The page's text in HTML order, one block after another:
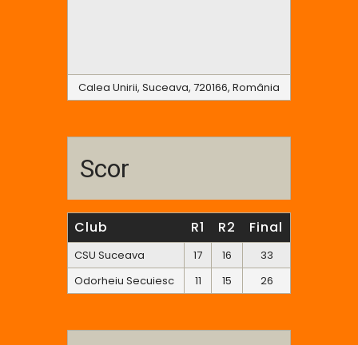
Calea Unirii, Suceava, 720166, România
Scor
Club R1 R2 Final
CSU Suceava 17 16
33
Odorheiu Secuiesc
11 15 26